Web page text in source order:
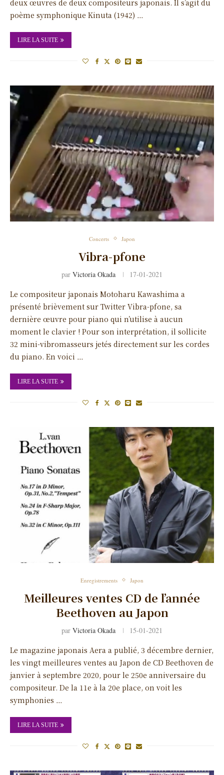
deux œuvres de deux compositeurs japonais. Il s’agit du
poème symphonique Kinuta (1942) …
LIRE LA SUITE
Concerts Japon
Vibra-pfone
par Victoria Okada 17-01-2021
Le compositeur japonais Motoharu Kawashima a
présenté brièvement sur Twitter Vibra-pfone, sa
dernière œuvre pour piano qui n’utilise à aucun
moment le clavier ! Pour son interprétation, il sollicite
32 mini-vibromasseurs jetés directement sur les cordes
du piano. En voici …
LIRE LA SUITE
Enregistrements Japon
Meilleures ventes CD de l’année
Beethoven au Japon
par Victoria Okada 15-01-2021
Le magazine japonais Aera a publié, 3 décembre dernier,
les vingt meilleures ventes au Japon de CD Beethoven de
janvier à septembre 2020, pour le 250e anniversaire du
compositeur. De la 11e à la 20e place, on voit les
symphonies …
LIRE LA SUITE